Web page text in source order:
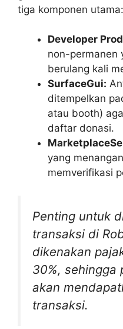
tiga komponen utama:
Developer
non-permanen
berulang kali
SurfaceGui:
ditempelkan
atau booth)
daftar donasi.
yang
memverifikasi
Penting untuk
transaksi di
dikenakan
30%, sehingga
akan
transaksi.